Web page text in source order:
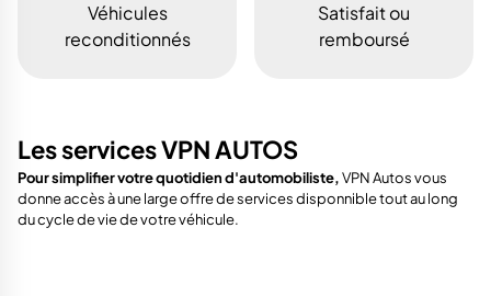
Véhicules
reconditionnés
Satisfait ou
remboursé
Les services VPN AUTOS
Pour simplifier votre quotidien d'automobiliste,VPN Autos vous
donne accès à une large offre de services disponnible tout au long
du cycle de vie de votre véhicule.